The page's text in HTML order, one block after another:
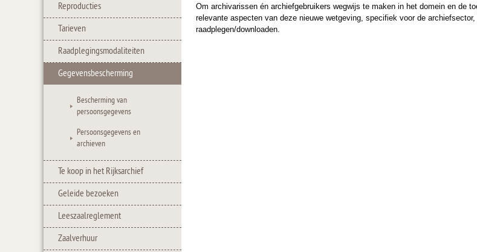
Reproducties
Tarieven
Raadplegingsmodaliteiten
Gegevensbescherming
Bescherming van
persoonsgegevens
Persoonsgegevens en
archieven
Te koop in het Rijksarchief
Geleide bezoeken
Leeszaalreglement
Zaalverhuur
Om archivarissen én archiefgebruikers wegwijs te maken in het domein en de
relevante aspecten van deze nieuwe wetgeving, specifiek voor de
raadplegen/downloaden.